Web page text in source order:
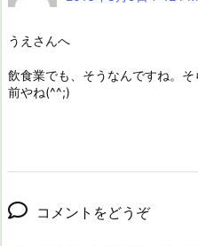
うえさんへ
飲食業でも、そうなんですね。
前やね(^^;)
コメントをどうぞ